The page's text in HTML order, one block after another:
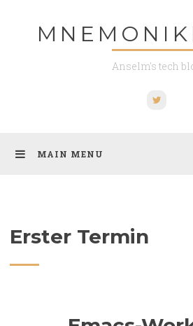
Anselm's tech
Twitter
MAIN MENU
Erster Termin